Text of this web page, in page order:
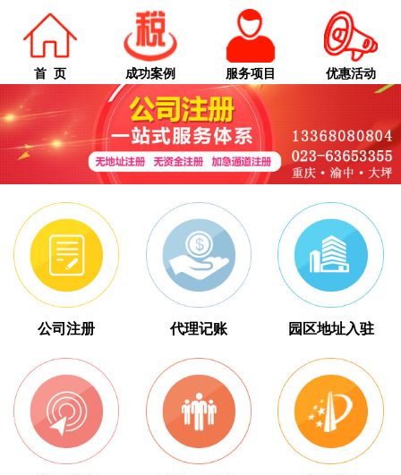
首 页 成功案例 服务项目 优惠活动
公司注册 代理记账 园区地址入驻